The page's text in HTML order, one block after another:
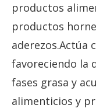
productos
productos
aderezos.Actúa
favoreciendo la
fases grasa y
alimenticios y